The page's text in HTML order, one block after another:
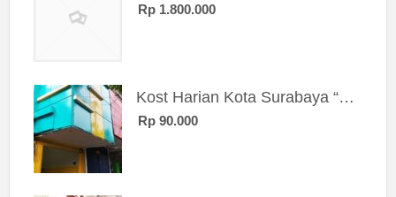
Rp 1.800.000
Kost Harian Kota Surabaya “Sierra Kost”
Rp 90.000